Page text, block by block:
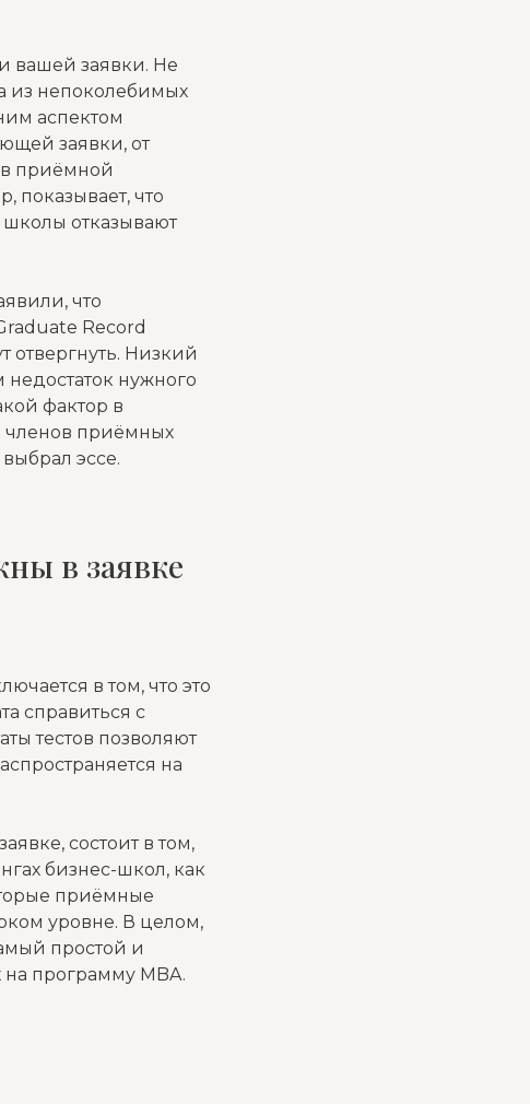
вашей заявки. Не
из непоколебимых
аспектом
заявки, от
приёмной
показывает, что
отказывают
что
Record
отвергнуть. Низкий
недостаток нужного
фактор в
членов приёмных
эссе.
в заявке
в том, что это
справиться с
тестов позволяют
на
состоит в том,
бизнес-школ, как
приёмные
уровне. В целом,
простой и
программу MBA.